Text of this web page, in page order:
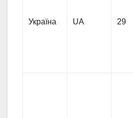
Україна UA 29